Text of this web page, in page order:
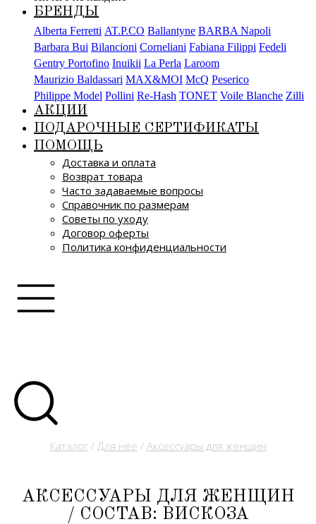
БРЕНДЫ
Alberta Ferretti AT.P.CO Ballantyne BARBA Napoli
Barbara Bui Bilancioni Corneliani Fabiana Filippi Fedeli
Gentry Portofino Inuikii La Perla Laroom
Maurizio Baldassari MAX&MOI McQ Peserico
Philippe Model Pollini Re-Hash TONET Voile Blanche Zilli
АКЦИИ
ПОДАРОЧНЫЕ СЕРТИФИКАТЫ
ПОМОЩЬ
Доставка и оплата
Возврат товара
Часто задаваемые вопросы
Справочник по размерам
Советы по уходу
Договор оферты
Политика конфиденциальности
Каталог/ Для нее / Аксессуары для женщин
АКСЕССУАРЫ ДЛЯ ЖЕНЩИН
/ СОСТАВ: ВИСКОЗА